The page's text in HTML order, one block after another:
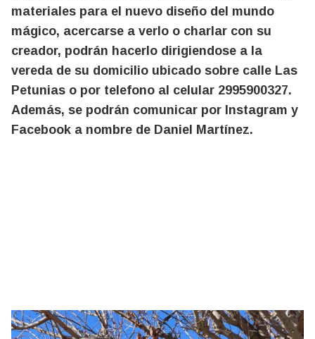
materiales para el nuevo diseño del mundo
mágico, acercarse a verlo o charlar con su
creador, podrán hacerlo dirigiendose a la
vereda de su domicilio ubicado sobre calle Las
Petunias o por telefono al celular 2995900327.
Además, se podrán comunicar por Instagram y
Facebook a nombre de Daniel Martínez.